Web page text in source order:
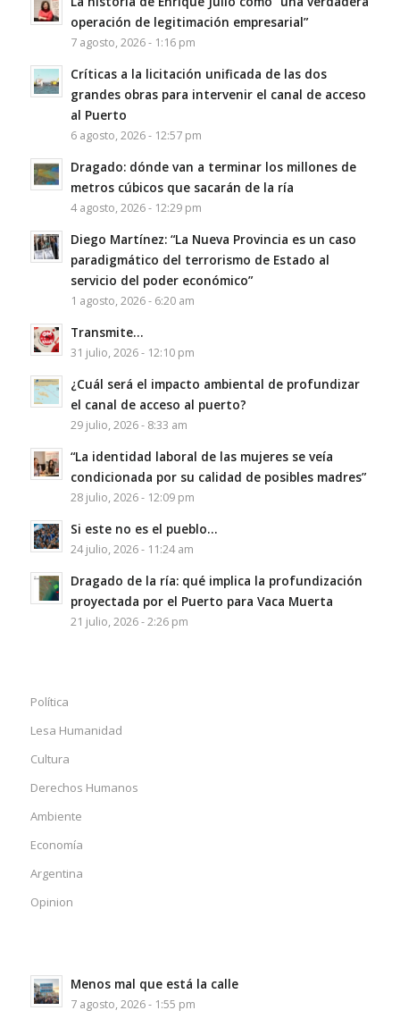
operación de legitimación empresarial”
7 agosto, 2026 - 1:16 pm
Críticas a la licitación unificada de las dos
grandes obras para intervenir el canal de acceso
al Puerto
6 agosto, 2026 - 12:57 pm
Dragado: dónde van a terminar los millones de
metros cúbicos que sacarán de la ría
4 agosto, 2026 - 12:29 pm
Diego Martínez: “La Nueva Provincia es un caso
paradigmático del terrorismo de Estado al
servicio del poder económico”
1 agosto, 2026 - 6:20 am
Transmite…
31 julio, 2026 - 12:10 pm
¿Cuál será el impacto ambiental de profundizar
el canal de acceso al puerto?
29 julio, 2026 - 8:33 am
“La identidad laboral de las mujeres se veía
condicionada por su calidad de posibles madres”
28 julio, 2026 - 12:09 pm
Si este no es el pueblo…
24 julio, 2026 - 11:24 am
Dragado de la ría: qué implica la profundización
proyectada por el Puerto para Vaca Muerta
21 julio, 2026 - 2:26 pm
Política
Lesa Humanidad
Cultura
Derechos Humanos
Ambiente
Economía
Argentina
Opinion
Menos mal que está la calle
7 agosto, 2026 - 1:55 pm